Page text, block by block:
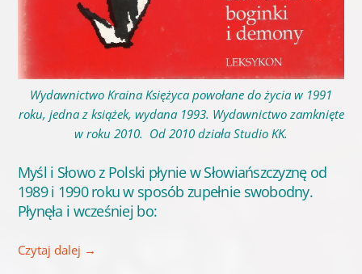
Wydawnictwo Kraina Księżyca powołane do życia w 1991
roku, jedna z książek, wydana 1993. Wydawnictwo zamknięte
w roku 2010. Od 2010 działa Studio KK.
Myśl i Słowo z Polski płynie w Słowiańszczyznę od
1989 i 1990 roku w sposób zupełnie swobodny.
Płynęła i wcześniej bo:
Czytaj dalej →